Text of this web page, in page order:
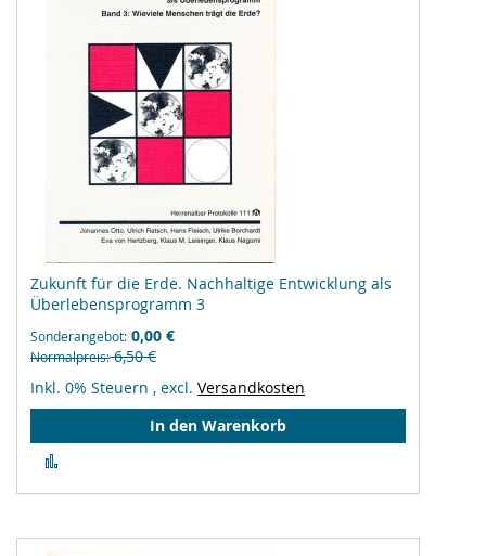
Zukunft für die Erde. Nachhaltige Entwicklung als
Überlebensprogramm 3
Sonderangebot 0,00 €
Normalpreis 6,50 €
Inkl. 0% Steuern , excl. Versandkosten
In den Warenkorb
hinzufügen